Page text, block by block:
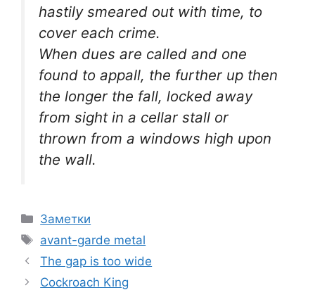
hastily smeared out with time, to
cover each crime.
When dues are called and one
found to appall, the further up then
the longer the fall, locked away
from sight in a cellar stall or
thrown from a windows high upon
the wall.
Categories
Заметки
Tags
avant-garde metal
The gap is too wide
Cockroach King